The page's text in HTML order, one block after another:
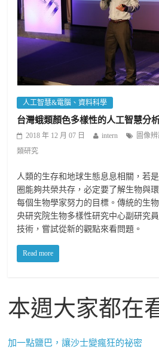
人工智慧&電腦、資料科學
台灣蛾類顏色多樣性的人工智慧分
2018 年 12 月 07 日 intern 圖像
類研究
人類的生存和地球生態息息相關，若
圈能夠共榮共存，必定要了解生物與
每個生物學家努力的目標。傳統的生
央研究院生物多樣性研究中心副研究
技術，嘗試從新的觀點來看問題。
Read more
本週大家都在
加一點鹽巴，讓沙士變瘋狂的祕密